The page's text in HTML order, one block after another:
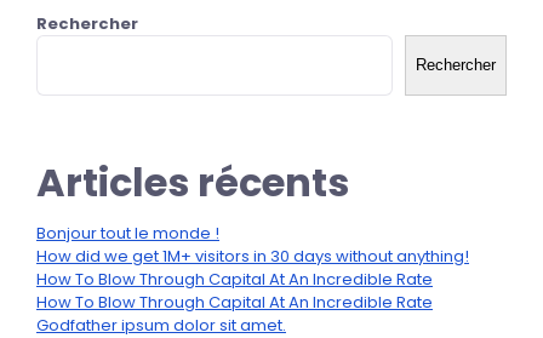
Rechercher
Rechercher
Articles récents
Bonjour tout le monde !
How did we get 1M+ visitors in 30 days without anything!
How To Blow Through Capital At An Incredible Rate
How To Blow Through Capital At An Incredible Rate
Godfather ipsum dolor sit amet.